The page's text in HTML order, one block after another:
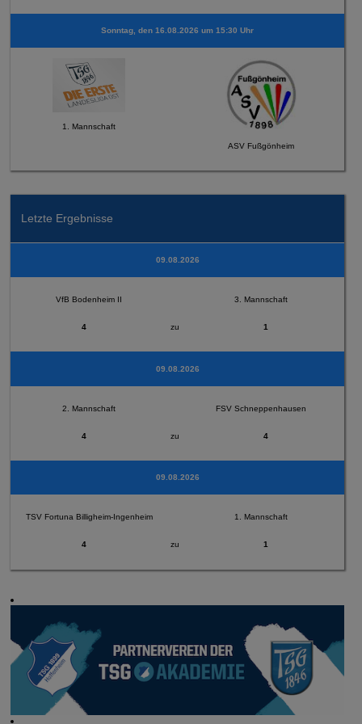
Sonntag, den 16.08.2026 um 15:30 Uhr
1. Mannschaft
ASV Fußgönheim
Letzte Ergebnisse
09.08.2026
VfB Bodenheim II 3. Mannschaft
4 zu 1
09.08.2026
2. Mannschaft FSV Schneppenhausen
4 zu 4
09.08.2026
TSV Fortuna Billigheim-Ingenheim 1. Mannschaft
4 zu 1